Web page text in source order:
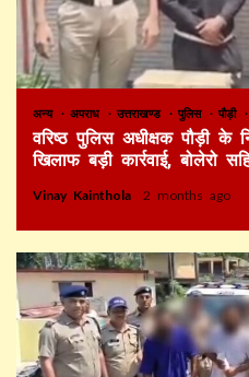
अन्य अपराध उत्तराखण्ड पुलिस पौड़ी
वरिष्ठ पुलिस अधीक्षक पौड़ी के
खिलाफ बड़ी कार्रवाई, बोलेरो
Vinay Kainthola 2 months ago